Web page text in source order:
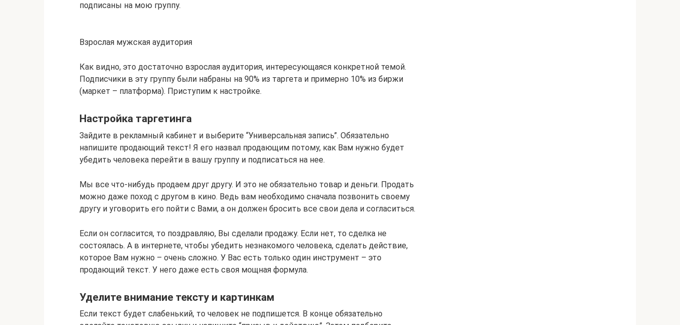
подписаны на мою группу.
Взрослая мужская аудитория
Как видно, это достаточно взрослая аудитория, интересующаяся конкретной темой.
Подписчики в эту группу были набраны на 90% из таргета и примерно 10% из биржи
(маркет – платформа). Приступим к настройке.
Настройка таргетинга
Зайдите в рекламный кабинет и выберите “Универсальная запись”. Обязательно
напишите продающий текст! Я его назвал продающим потому, как Вам нужно будет
убедить человека перейти в вашу группу и подписаться на нее.
Мы все что-нибудь продаем друг другу. И это не обязательно товар и деньги. Продать
можно даже поход с другом в кино. Ведь вам необходимо сначала позвонить своему
другу и уговорить его пойти с Вами, а он должен бросить все свои дела и согласиться.
Если он согласится, то поздравляю, Вы сделали продажу. Если нет, то сделка не
состоялась. А в интернете, чтобы убедить незнакомого человека, сделать действие,
которое Вам нужно – очень сложно. У Вас есть только один инструмент – это
продающий текст. У него даже есть своя мощная формула.
Уделите внимание тексту и картинкам
Если текст будет слабенький, то человек не подпишется. В конце обязательно